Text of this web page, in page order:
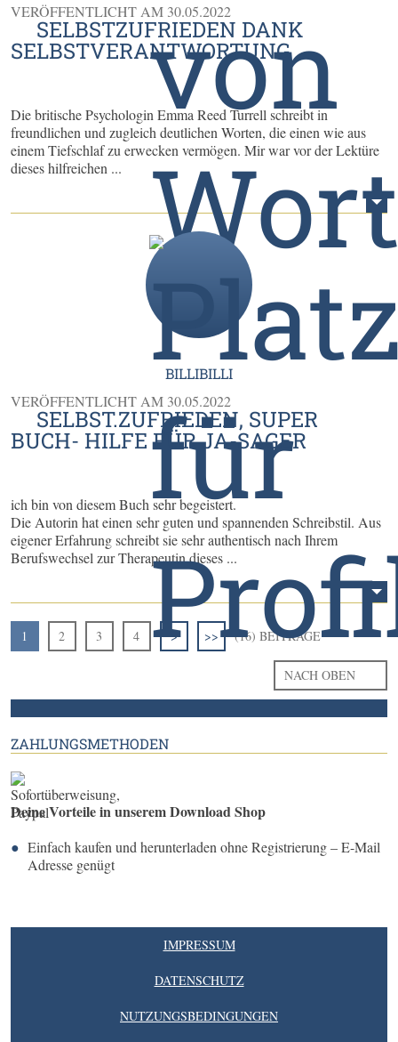
VERÖFFENTLICHT AM 30.05.2022
SELBSTZUFRIEDEN DANK
SELBSTVERANTWORTUNG
Die britische Psychologin Emma Reed Turrell schreibt in
freundlichen und zugleich deutlichen Worten, die einen wie aus
einem Tiefschlaf zu erwecken vermögen. Mir war vor der Lektüre
dieses hilfreichen ...
BILLIBILLI
VERÖFFENTLICHT AM 30.05.2022
SELBST.ZUFRIEDEN, SUPER
BUCH- HILFE FÜR JA-SAGER
ich bin von diesem Buch sehr begeistert.
Die Autorin hat einen sehr guten und spannenden Schreibstil. Aus
eigener Erfahrung schreibt sie sehr authentisch nach Ihrem
Berufswechsel zur Therapeutin dieses ...
1 2 3 4 > >> (16) BEITRÄGE
NACH OBEN
ZAHLUNGSMETHODEN
Deine Vorteile in unserem Download Shop
Einfach kaufen und herunterladen ohne Registrierung – E-Mail
Adresse genügt
IMPRESSUM
DATENSCHUTZ
NUTZUNGSBEDINGUNGEN